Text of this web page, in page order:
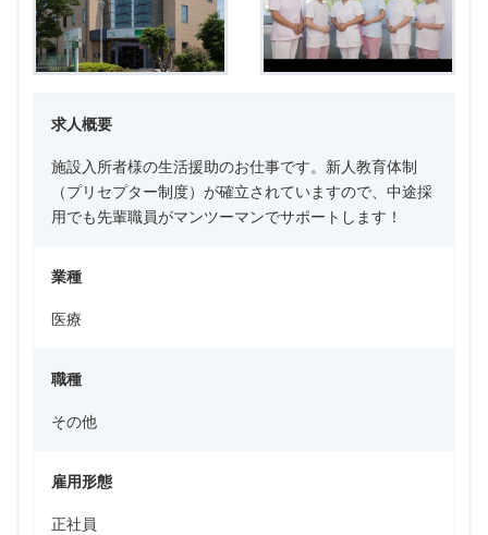
求人概要
施設入所者様の生活援助のお仕事です。新人教育体制
（プリセプター制度）が確立されていますので、中途採
用でも先輩職員がマンツーマンでサポートします！
業種
医療
職種
その他
雇用形態
正社員